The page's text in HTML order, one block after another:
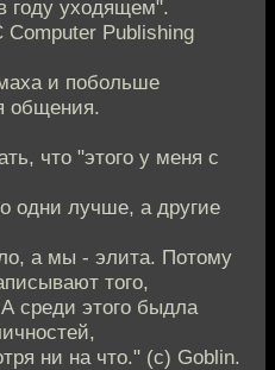
году уходящем".
Computer Publishing
и побольше
что "этого у меня с
одни лучше, а другие
а мы - элита. Потому
того,
среди этого быдла
ни на что." (с) Goblin.